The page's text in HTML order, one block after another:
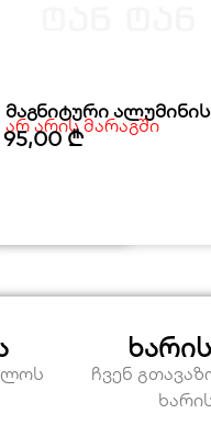
მაგნიტური
არ არის მარაგში
95,00₾
ჩვენ